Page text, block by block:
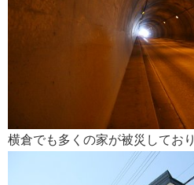
横倉でも多くの家が被災してお